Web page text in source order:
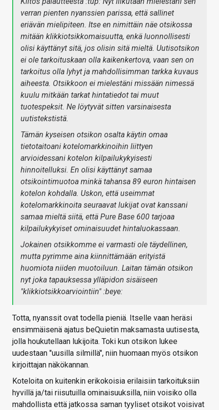
verran pienten nyanssien parissa, että sallinet
eriävän mielipiteen. Itse en nimittäin näe otsikossa
mitään klikkiotsikkomaisuutta, enkä luonnollisesti
olisi käyttänyt sitä, jos olisin sitä mieltä. Uutisotsikon
ei ole tarkoituskaan olla kaikenkertova, vaan sen on
tarkoitus olla lyhyt ja mahdollisimman tarkka kuvaus
aiheesta. Otsikkoon ei mielestäni missään nimessä
kuulu mitkään tarkat hintatiedot tai muut
tuotespeksit. Ne löytyvät sitten varsinaisesta
uutistekstistä.
Tämän kyseisen otsikon osalta käytin omaa
tietotaitoani kotelomarkkinoihin liittyen
arvioidessani kotelon kilpailukykyisesti
hinnoitelluksi. En olisi käyttänyt samaa
otsikointimuotoa minkä tahansa 89 euron hintaisen
kotelon kohdalla. Uskon, että useimmat
kotelomarkkinoita seuraavat lukijat ovat kanssani
samaa mieltä siitä, että Pure Base 600 tarjoaa
kilpailukykyiset ominaisuudet hintaluokassaan.
Jokainen otsikkomme ei varmasti ole täydellinen,
mutta pyrimme aina kiinnittämään erityistä
huomiota niiden muotoiluun. Laitan tämän otsikon
nyt joka tapauksessa ylläpidon sisäiseen
"klikkiotsikkoarviointiin" :beye:
Totta, nyanssit ovat todella pieniä. Itselle vaan heräsi
ensimmäisenä ajatus beQuietin maksamasta uutisesta,
jolla houkutellaan lukijoita. Toki kun otsikon lukee
uudestaan "uusilla silmillä", niin huomaan myös otsikon
kirjoittajan näkökannan.
Koteloita on kuitenkin erikokoisia erilaisiin tarkoituksiin
hyvillä ja/tai riisutuilla ominaisuuksilla, niin voisiko olla
mahdollista että jatkossa saman tyyliset otsikot voisivat